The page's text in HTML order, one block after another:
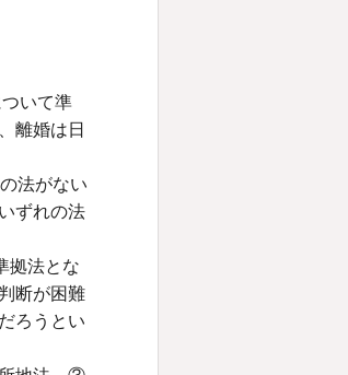
いて準
離婚は日
法がない
ずれの法
拠法とな
断が困難
ろうとい